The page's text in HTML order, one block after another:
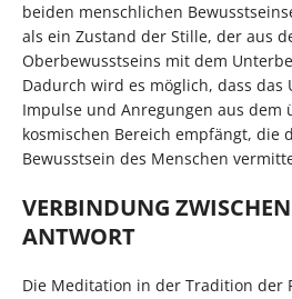
beiden menschlichen
als ein Zustand der Stille, der aus
Oberbewusstseins mit dem
Dadurch wird es möglich, dass das
Impulse und Anregungen aus dem
kosmischen Bereich empfängt, die
Bewusstsein des Menschen
VERBINDUNG
ANTWORT
Die Meditation in der Tradition der